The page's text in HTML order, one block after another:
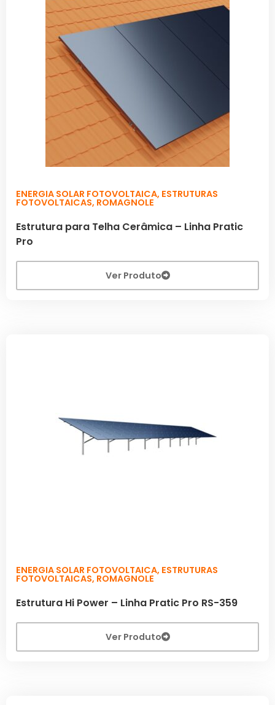
ENERGIA SOLAR FOTOVOLTAICA, ESTRUTURAS
FOTOVOLTAICAS, ROMAGNOLE
Estrutura para Telha Cerâmica – Linha Pratic
Pro
Ver Produto
ENERGIA SOLAR FOTOVOLTAICA, ESTRUTURAS
FOTOVOLTAICAS, ROMAGNOLE
Estrutura Hi Power – Linha Pratic Pro RS-359
Ver Produto